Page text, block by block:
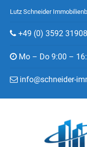
Lutz Schneider
+49 (0) 3592 31908
Mo – Do 9:00 –
info@schneider-